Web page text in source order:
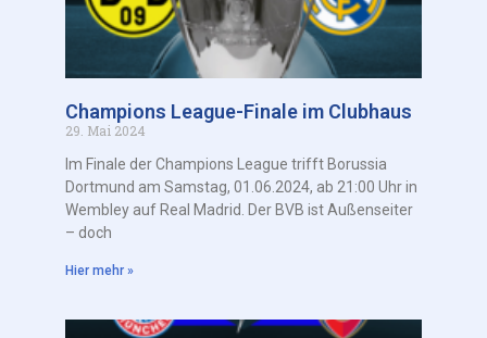
Champions League-Finale im Clubhaus
29. Mai 2024
Im Finale der Champions League trifft Borussia
Dortmund am Samstag, 01.06.2024, ab 21:00 Uhr in
Wembley auf Real Madrid. Der BVB ist Außenseiter
– doch
Hier mehr »